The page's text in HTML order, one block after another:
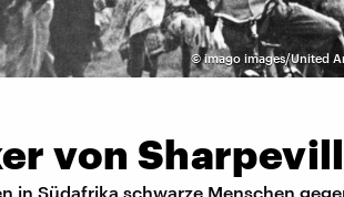
©imago images/United
von
in Südafrika schwarze Menschen